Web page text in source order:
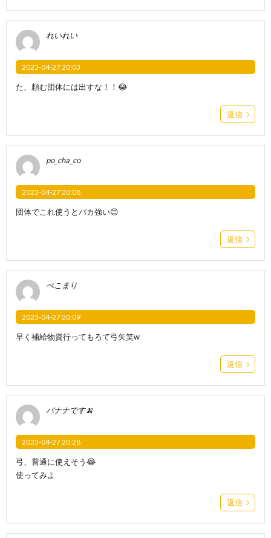
れいれい
2023-04-27 20:03
た、頼む団体には出すな！！😂
返信
po_cha_co
2023-04-27 20:08
団体でこれ使うとバカ強い😊
返信
ぺこまり
2023-04-27 20:09
早く補給物資行ってもろて弓矢笑w
返信
‪バナナです🍌
2023-04-27 20:28
弓、普通に使えそう😂
使ってみよ
返信